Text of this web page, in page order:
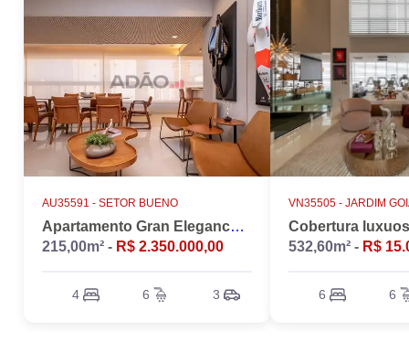
AU35591 - SETOR BUENO
Apartamento Gran Elegance - 4 suites + Home Office
215,00m² - R$ 2.350.000,00
4 6 3
VN35505 - JARDIM
532,60m² - R$
6 6